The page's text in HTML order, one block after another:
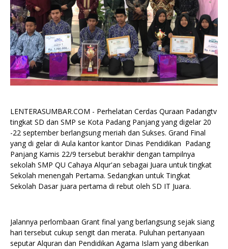
LENTERASUMBAR.COM - Perhelatan Cerdas Quraan Padangtv
tingkat SD dan SMP se Kota Padang Panjang yang digelar 20
-22 september berlangsung meriah dan Sukses. Grand Final
yang di gelar di Aula kantor kantor Dinas Pendidikan Padang
Panjang Kamis 22/9 tersebut berakhir dengan tampilnya
sekolah SMP QU Cahaya Alqur'an sebagai Juara untuk tingkat
Sekolah menengah Pertama. Sedangkan untuk Tingkat
Sekolah Dasar juara pertama di rebut oleh SD IT Juara.
Jalannya perlombaan Grant final yang berlangsung sejak siang
hari tersebut cukup sengit dan merata. Puluhan pertanyaan
seputar Alquran dan Pendidikan Agama Islam yang diberikan